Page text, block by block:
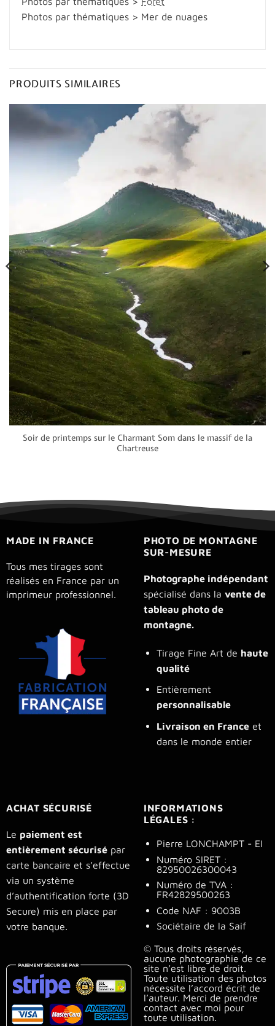
Photos par thématiques > Mer de nuages
PRODUITS SIMILAIRES
Soir de printemps sur le Charmant Som dans le massif de la
Chartreuse
MADE IN FRANCE
Tous mes tirages sont
réalisés en France par un
imprimeur professionnel.
PHOTO DE MONTAGNE
SUR-MESURE
Photographe indépendant
spécialisé dans la vente de
tableau photo de
montagne.
Tirage Fine Art de haute
qualité
Entièrement
personnalisable
Livraison en Franceet
dans le monde entier
ACHAT SÉCURISÉ
Le paiement est
entièrement sécurisépar
carte bancaire et s’effectue
via un système
d’authentification forte (3D
Secure) mis en place par
votre banque.
INFORMATIONS
LÉGALES :
Pierre LONCHAMPT - EI
Numéro SIRET :
82950026300043
Numéro de TVA :
FR42829500263
Code NAF : 9003B
Sociétaire de la Saif
© Tous droits réservés,
aucune photographie de ce
site n’est libre de droit.
Toute utilisation des photos
nécessite l’accord écrit de
l’auteur. Merci de prendre
contact avec moi pour
toute utilisation.